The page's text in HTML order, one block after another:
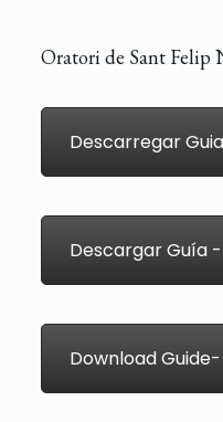
Oratori de Sant Felip
Descarregar
Descargar Guía
Download